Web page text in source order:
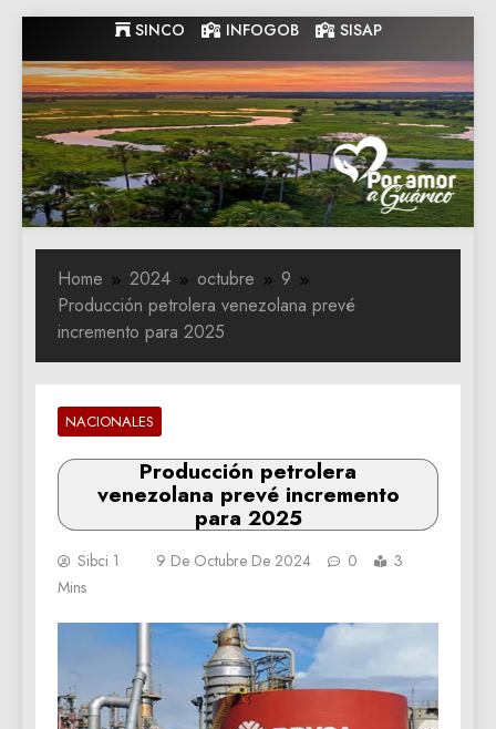
to
content
SINCO INFOGOB SISAP
Gobernacion
de Guarico
Gobernacion de Guarico
Home 2024 octubre
9
Producción petrolera venezolana prevé
incremento para 2025
NACIONALES
Producción petrolera
venezolana prevé incremento
para 2025
Sibci 1 9 De Octubre De 2024 0
3
Mins